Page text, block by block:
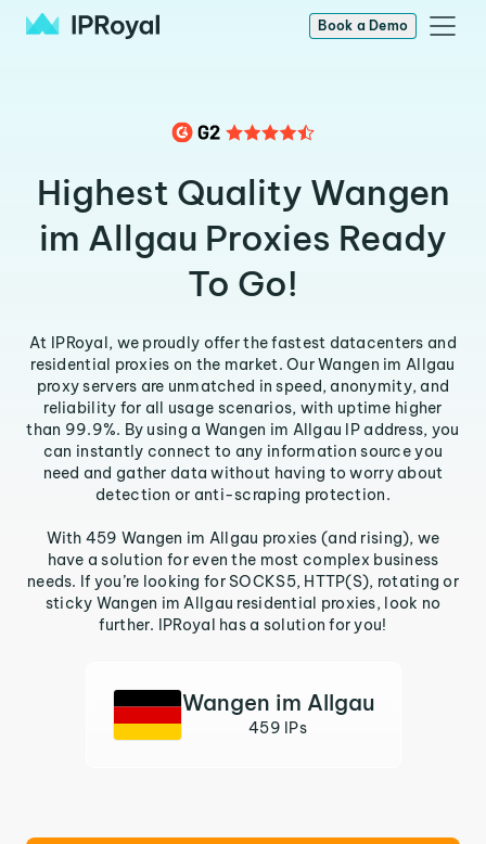
Book a Demo
Highest Quality Wangen
im Allgau Proxies Ready
To Go!
At IPRoyal, we proudly offer the fastest datacenters and
residential proxies on the market. Our Wangen im Allgau
proxy servers are unmatched in speed, anonymity, and
reliability for all usage scenarios, with uptime higher
than 99.9%. By using a Wangen im Allgau IP address, you
can instantly connect to any information source you
need and gather data without having to worry about
detection or anti-scraping protection.
With 459 Wangen im Allgau proxies (and rising), we
have a solution for even the most complex business
needs. If you’re looking for SOCKS5, HTTP(S), rotating or
sticky Wangen im Allgau residential proxies, look no
further. IPRoyal has a solution for you!
Wangen im Allgau
459 IPs